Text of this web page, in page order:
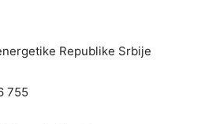
Republike Srbije
755